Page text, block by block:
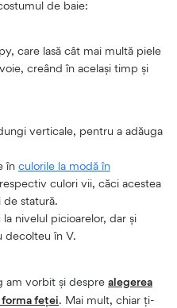
de baie:
care lasă cât mai multă piele
creând în același timp și
verticale, pentru a adăuga
în culorile la modă în
culori vii, căci acestea
de statură.
nivelul picioarelor, dar și
decolteu în V.
am vorbit și despre alegerea
feței. Mai mult, chiar ți-